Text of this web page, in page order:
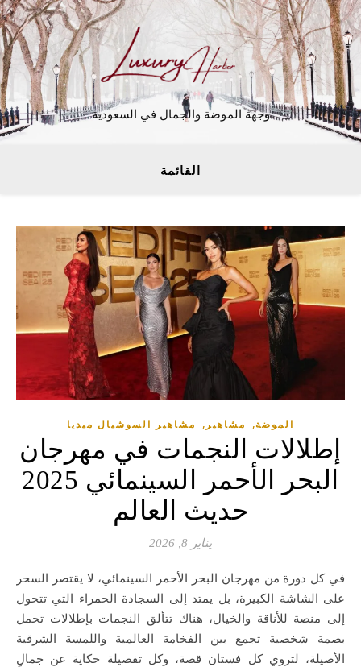
وجهة الموضة والجمال في السعودية
القائمة
الموضة, مشاهير , مشاهير السوشيال ميديا
إطلالات النجمات في مهرجان
البحر الأحمر السينمائي 2025
حديث العالم
يناير 8, 2026
في كل دورة من مهرجان البحر الأحمر السينمائي، لا يقتصر السحر
على الشاشة الكبيرة، بل يمتد إلى السجادة الحمراء التي تتحول
إلى منصة للأناقة والخيال، هناك تتألق النجمات بإطلالات تحمل
بصمة شخصية تجمع بين الفخامة العالمية واللمسة الشرقية
الأصيلة، لتروي كل فستان قصة، وكل تفصيلة حكاية عن جمالٍ